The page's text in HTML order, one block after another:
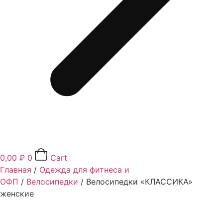
0,00 ₽ 0
Cart
Главная / Одежда для фитнеса и
ОФП / Велосипедки / Велосипедки «КЛАССИКА»
женские